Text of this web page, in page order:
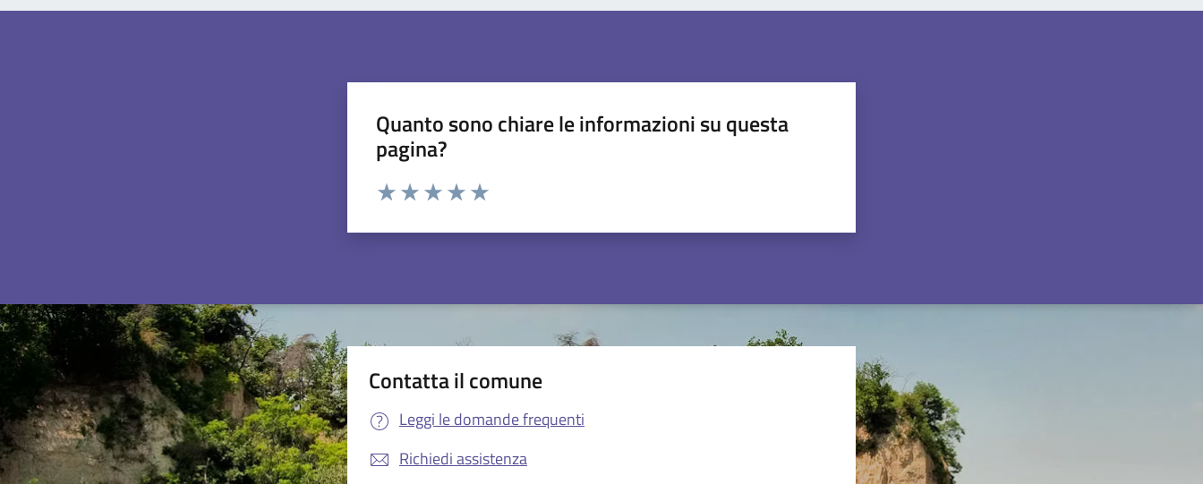
Quanto sono chiare le informazioni su questa
pagina?
Valuta da 1 a 5 stelle la pagina
Contatta il comune
Leggi le domande frequenti
Richiedi assistenza